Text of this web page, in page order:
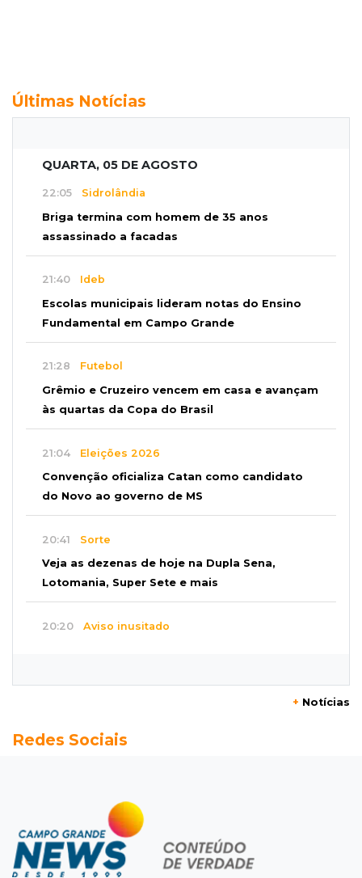
Últimas Notícias
QUARTA, 05 DE AGOSTO
22:05 Sidrolândia
Briga termina com homem de 35 anos
assassinado a facadas
21:40 Ideb
Escolas municipais lideram notas do Ensino
Fundamental em Campo Grande
21:28 Futebol
Grêmio e Cruzeiro vencem em casa e avançam
às quartas da Copa do Brasil
21:04 Eleições 2026
Convenção oficializa Catan como candidato
do Novo ao governo de MS
20:41 Sorte
Veja as dezenas de hoje na Dupla Sena,
Lotomania, Super Sete e mais
20:20 Aviso inusitado
Ex-PM deixa prisão para tratamento médico 5
Feminicídio
Júri condena a 25 anos homem que atropelou
esposa em frente aos filhos
+ Notícias
Redes Sociais